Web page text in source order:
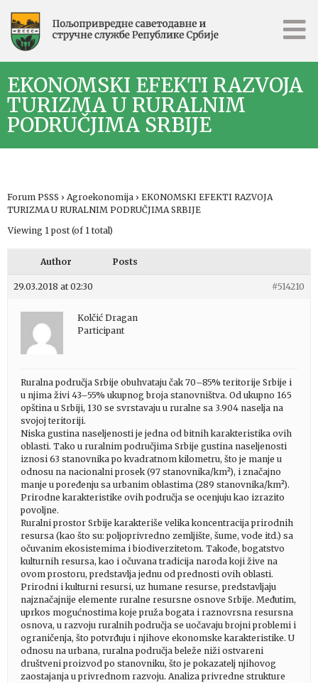
EKONOMSKI EFEKTI RAZVOJA
TURIZMA U RURALNIM
PODRUČJIMA SRBIJE
Forum PSSS › Agroekonomija › EKONOMSKI EFEKTI RAZVOJA
TURIZMA U RURALNIM PODRUČJIMA SRBIJE
Viewing 1 post (of 1 total)
Author Posts
29.03.2018 at 02:30 #514210
Kolčić Dragan
Participant
Ruralna područja Srbije obuhvataju čak 70–85% teritorije Srbije i
u njima živi 43–55% ukupnog broja stanovništva. Od ukupno 165
opština u Srbiji, 130 se svrstavaju u ruralne sa 3.904 naselja na
svojoj teritoriji.
Niska gustina naseljenosti je jedna od bitnih karakteristika ovih
oblasti. Tako u ruralnim područjima Srbije gustina naseljenosti
iznosi 63 stanovnika po kvadratnom kilometru, što je manje u
odnosu na nacionalni prosek (97 stanovnika/km²), i značajno
manje u poređenju sa urbanim oblastima (289 stanovnika/km²).
Prirodne karakteristike ovih područja se ocenjuju kao izrazito
povoljne.
Ruralni prostor Srbije karakteriše velika koncentracija prirodnih
resursa (kao što su: poljoprivredno zemljište, šume, vode itd.) sa
očuvanim ekosistemima i biodiverzitetom. Takođe, bogatstvo
kulturnih resursa, kao i očuvana tradicija naroda koji žive na
ovom prostoru, predstavlja jednu od prednosti ovih oblasti.
Prirodni i kulturni resursi, uz humane resurse, predstavljaju
najznačajnije elemente ruralne resursne osnove Srbije. Međutim,
uprkos mogućnostima koje pruža bogata i raznovrsna resursna
osnova, u razvoju ruralnih područja se uočavaju brojni problemi i
ograničenja, što potvrđuju i njihove ekonomske karakteristike. U
odnosu na urbana, ruralna područja beleže niži ostvareni
društveni proizvod po stanovniku, što je pokazatelj njihovog
zaostajanja u privrednom razvoju. Analiza privredne strukture